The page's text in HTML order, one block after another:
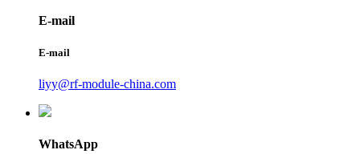
E-mail
E-mail
liyy@rf-module-china.com
WhatsApp